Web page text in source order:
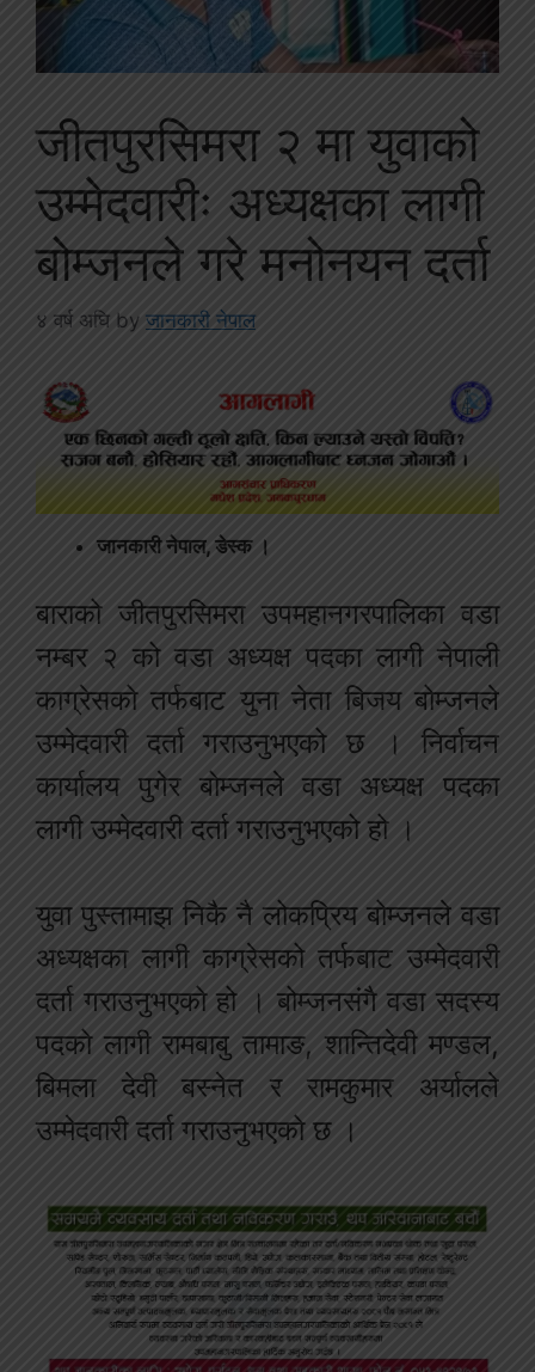
जीतपुरसिमरा २ मा युवाको
उम्मेदवारीः अध्यक्षका लागी
बोम्जनले गरे मनोनयन दर्ता
४ वर्ष अघि by जानकारी नेपाल
जानकारी नेपाल, डेस्क ।
बाराको जीतपुरसिमरा उपमहानगरपालिका वडा
नम्बर २ को वडा अध्यक्ष पदका लागी नेपाली
काग्रेसको तर्फबाट युना नेता बिजय बोम्जनले
उम्मेदवारी दर्ता गराउनुभएको छ । निर्वाचन
कार्यालय पुगेर बोम्जनले वडा अध्यक्ष पदका
लागी उम्मेदवारी दर्ता गराउनुभएको हो ।
युवा पुस्तामाझ निकै नै लोकप्रिय बोम्जनले वडा
अध्यक्षका लागी काग्रेसको तर्फबाट उम्मेदवारी
दर्ता गराउनुभएको हो । बोम्जनसंगै वडा सदस्य
पदको लागी रामबाबु तामाङ, शान्तिदेवी मण्डल,
बिमला देवी बस्नेत र रामकुमार अर्यालले
उम्मेदवारी दर्ता गराउनुभएको छ ।